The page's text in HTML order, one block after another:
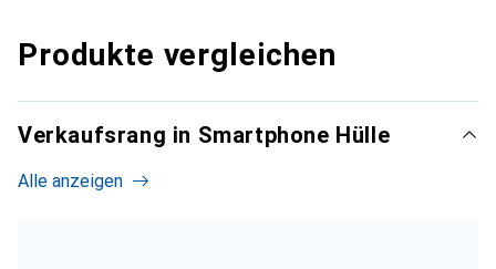
Produkte vergleichen
Verkaufsrang in Smartphone Hülle
Alle anzeigen